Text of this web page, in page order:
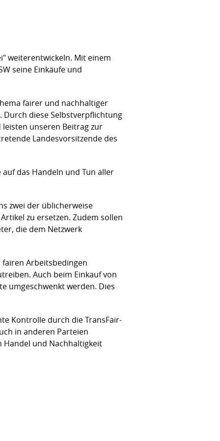
weiterentwickeln. Mit einem
seine Einkäufe und
fairer und nachhaltiger
diese Selbstverpflichtung
unseren Beitrag zur
Landesvorsitzende des
das Handeln und Tun aller
zwei der üblicherweise
zu ersetzen. Zudem sollen
die dem Netzwerk
Arbeitsbedingen
Auch beim Einkauf von
umgeschwenkt werden. Dies
Kontrolle durch die TransFair-
in anderen Parteien
und Nachhaltigkeit